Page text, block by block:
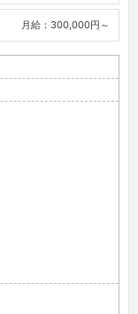
月給：300,000円～